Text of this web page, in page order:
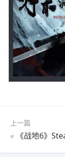
上一篇
« 《战地6》Steam平台爆火：